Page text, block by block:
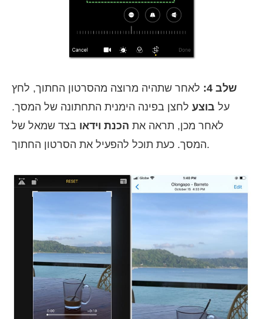
שלב 4:
לאחר שתהיה מרוצה מהסרטון החתוך, לחץ
על בוצע לחצן בפינה הימנית התחתונה של המסך.
לאחר מכן, תראה את הכנת וידאו בצד שמאל של
המסך. כעת תוכל להפעיל את הסרטון החתוך.